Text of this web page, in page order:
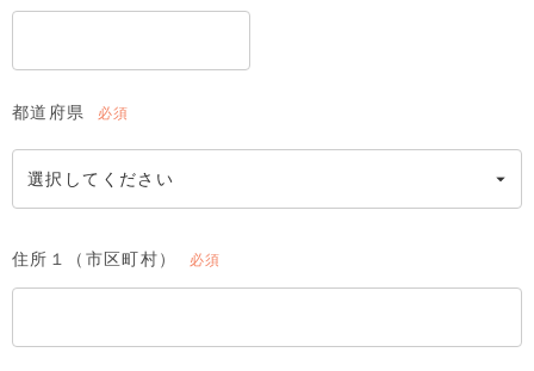
須)
都道府県
須)
住所１（市区町村）
須)